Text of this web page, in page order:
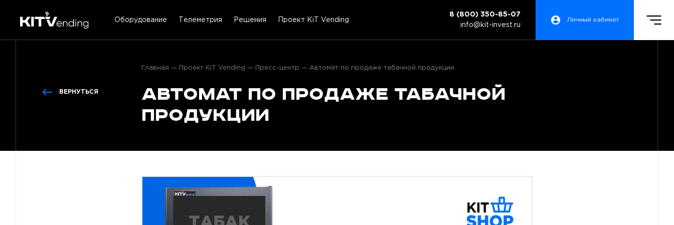
Оборудование Телеметрия Решения Проект KiT Vending
8 (800) 350-85-07
info@kit-invest.ru
Личный кабинет
ВЕРНУТЬСЯ
Главная Проект KiT Vending Пресс-центр Автомат по продаже табачной продукции
Автомат по продаже табачной
продукции